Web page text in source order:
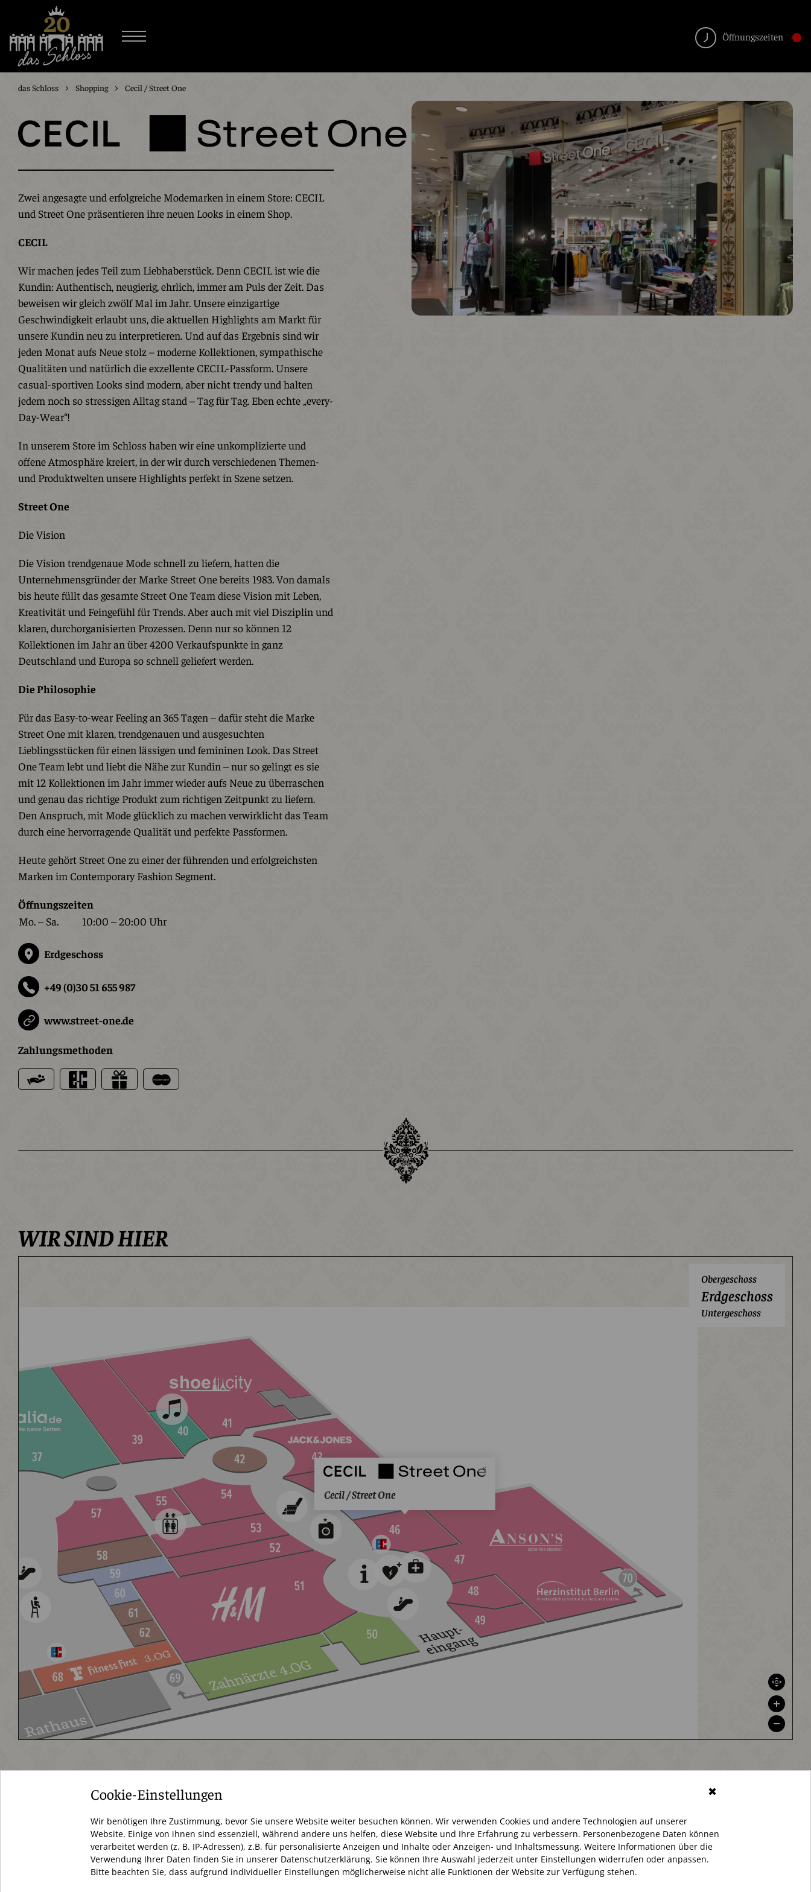
Öffnungszeiten
das Schloss Shopping Cecil / Street One
Zwei angesagte und erfolgreiche Modemarken in einem Store: CECIL
und Street One präsentieren ihre neuen Looks in einem Shop.
CECIL
Wir machen jedes Teil zum Liebhaberstück. Denn CECIL ist wie die
Kundin: Authentisch, neugierig, ehrlich, immer am Puls der Zeit. Das
beweisen wir gleich zwölf Mal im Jahr. Unsere einzigartige
Geschwindigkeit erlaubt uns, die aktuellen Highlights am Markt für
unsere Kundin neu zu interpretieren. Und auf das Ergebnis sind wir
jeden Monat aufs Neue stolz – moderne Kollektionen, sympathische
Qualitäten und natürlich die exzellente CECIL-Passform. Unsere
casual-sportiven Looks sind modern, aber nicht trendy und halten
jedem noch so stressigen Alltag stand – Tag für Tag. Eben echte „every-
Day-Wear“!
In unserem Store im Schloss haben wir eine unkomplizierte und
offene Atmosphäre kreiert, in der wir durch verschiedenen Themen-
und Produktwelten unsere Highlights perfekt in Szene setzen.
Street One
Die Vision
Die Vision trendgenaue Mode schnell zu liefern, hatten die
Unternehmensgründer der Marke Street One bereits 1983. Von damals
bis heute füllt das gesamte Street One Team diese Vision mit Leben,
Kreativität und Feingefühl für Trends. Aber auch mit viel Disziplin und
klaren, durchorganisierten Prozessen. Denn nur so können 12
Kollektionen im Jahr an über 4200 Verkaufspunkte in ganz
Deutschland und Europa so schnell geliefert werden.
Die Philosophie
Für das Easy-to-wear Feeling an 365 Tagen – dafür steht die Marke
Street One mit klaren, trendgenauen und ausgesuchten
Lieblingsstücken für einen lässigen und femininen Look. Das Street
One Team lebt und liebt die Nähe zur Kundin – nur so gelingt es sie
mit 12 Kollektionen im Jahr immer wieder aufs Neue zu überraschen
und genau das richtige Produkt zum richtigen Zeitpunkt zu liefern.
Den Anspruch, mit Mode glücklich zu machen verwirklicht das Team
durch eine hervorragende Qualität und perfekte Passformen.
Heute gehört Street One zu einer der führenden und erfolgreichsten
Marken im Contemporary Fashion Segment.
Öffnungszeiten
Mo. – Sa.
10:00 – 20:00 Uhr
Erdgeschoss
+49 (0)30 51 655 987
www.street-one.de
Zahlungsmethoden
WIR SIND HIER
Cecil / Street One
Obergeschoss
Erdgeschoss
Untergeschoss
Schloßstraße 34
12163 Berlin
+49 (0) 30 66 69 12 27
info@dasschloss.de
Aktuell haben wir geschlossen
Öffnungszeiten:
Montag – Samstag 10:00 – 20:00 Uhr
Cookie-Einstellungen
Wir benötigen Ihre Zustimmung, bevor Sie unsere Website weiter besuchen können. Wir verwenden Cookies und andere Technologien auf unserer
Website. Einige von ihnen sind essenziell, während andere uns helfen, diese Website und Ihre Erfahrung zu verbessern. Personenbezogene Daten können
verarbeitet werden (z. B. IP-Adressen), z.B. für personalisierte Anzeigen und Inhalte oder Anzeigen- und Inhaltsmessung. Weitere Informationen über die
Verwendung Ihrer Daten finden Sie in unserer Datenschutzerklärung. Sie können Ihre Auswahl jederzeit unter Einstellungen widerrufen oder anpassen.
Bitte beachten Sie, dass aufgrund individueller Einstellungen möglicherweise nicht alle Funktionen der Website zur Verfügung stehen.
✖